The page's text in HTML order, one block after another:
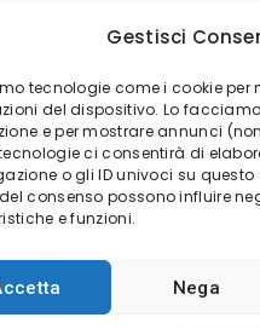
Gestisci
tecnologie come i cookie
del dispositivo. Lo
e per mostrare annunci
ci consentirà di
o gli ID univoci su
consenso possono influire
e funzioni.
Nega
dopo periodi di
a tornare
questo